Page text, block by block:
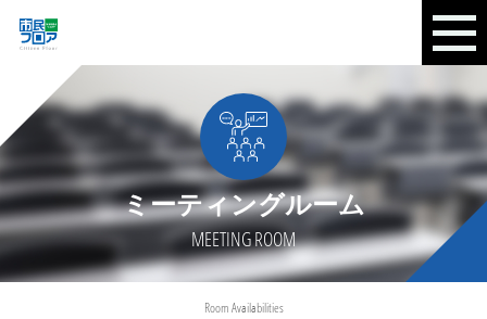
ミーティングルーム
MEETING ROOM
Room Availabilities